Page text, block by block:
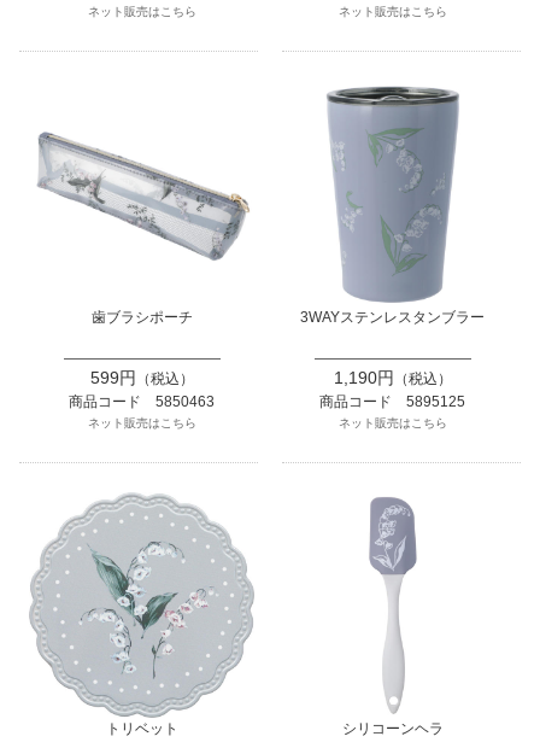
ネット販売はこちら ネット販売はこちら
歯ブラシポーチ
599円
（税込）
商品コード 5850463
ネット販売はこちら
3WAYステンレスタンブラー
1,190円
（税込）
商品コード 5895125
ネット販売はこちら
トリベット シリコーンヘラ